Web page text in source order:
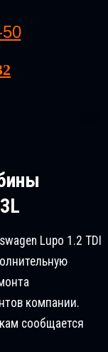
Lupo 1.2 TDI
компании.
сообщается